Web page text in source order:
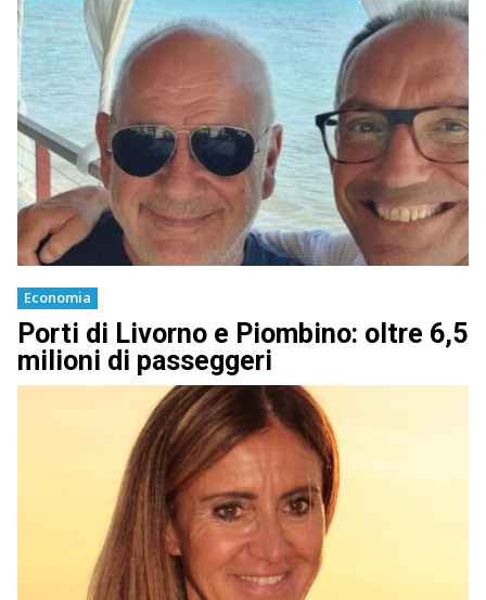
Economia
Porti di Livorno e Piombino: oltre 6,5
milioni di passeggeri